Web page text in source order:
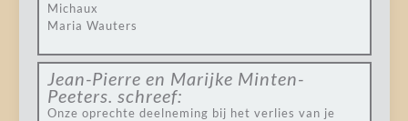
Michaux
Maria Wauters
Jean-Pierre en Marijke Minten-
Peeters. schreef:
Onze oprechte deelneming bij het verlies van je